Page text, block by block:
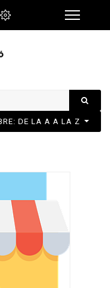
DE LA A A LA Z